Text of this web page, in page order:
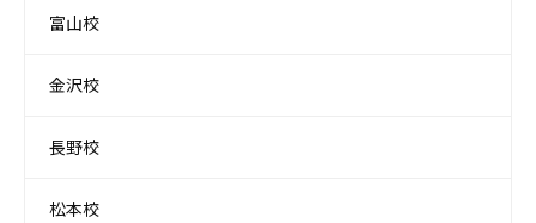
富山校
金沢校
長野校
松本校